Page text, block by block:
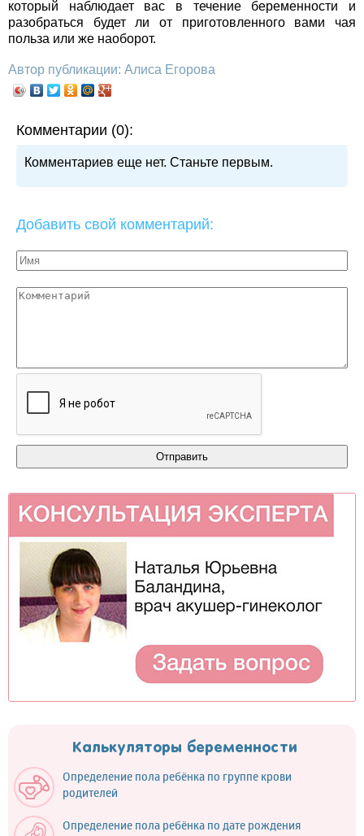
который наблюдает вас в течение беременности и
разобраться будет ли от приготовленного вами чая
польза или же наоборот.
Автор публикации: Алиса Егорова
Комментарии (0):
Комментариев еще нет. Станьте первым.
Добавить свой комментарий:
Калькуляторы беременности
Определение пола ребёнка по группе крови
родителей
Определение пола ребёнка по дате рождения